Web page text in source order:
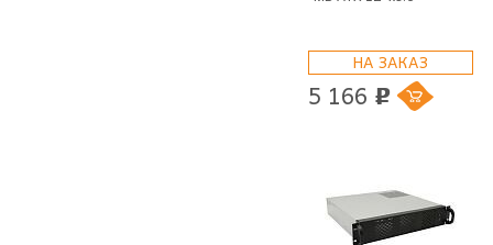
НА ЗАКАЗ
5 166 p